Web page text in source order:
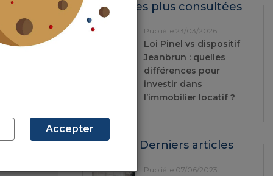
?
Les plus consultées
Publié le 23/03/2026
Loi Pinel vs dispositif
Jeanbrun : quelles
différences pour
investir dans
l’immobilier locatif ?
Derniers articles
Publié le 07/06/2023
Accepter